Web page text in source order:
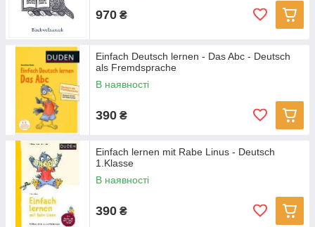
970 ₴
Einfach Deutsch lernen - Das Abc - Deutsch
als Fremdsprache
В наявності
390 ₴
Einfach lernen mit Rabe Linus - Deutsch
1.Klasse
В наявності
390 ₴